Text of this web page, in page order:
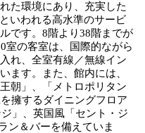
た環境にあり、充実した
いわれる高水準のサービ
です。8階より38階までが
室の客室は、国際的ながら
れ、全室有線／無線イン
ます。また、館内には、
朝」、「メトロポリタン
擁するダイニングフロア
」、英国風「セント・ジ
ン＆バーを備えていま